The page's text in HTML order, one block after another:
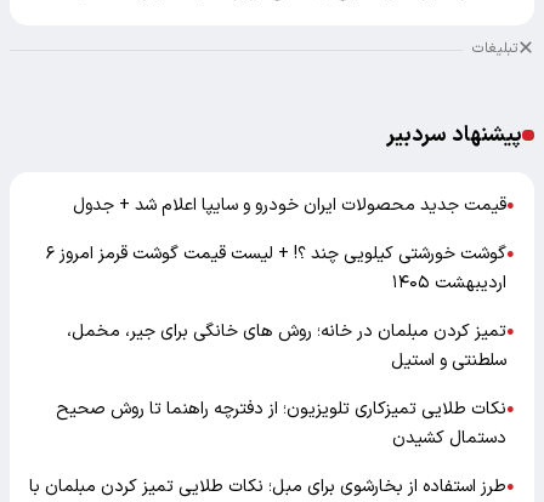
تبلیغات
پیشنهاد سردبیر
●قیمت جدید محصولات ایران خودرو و سایپا اعلام شد + جدول
●
گوشت خورشتی کیلویی چند ؟! + لیست قیمت گوشت قرمز امروز ۶
اردیبهشت ۱۴۰۵
●تمیز کردن مبلمان در خانه؛ روش های خانگی برای جیر، مخمل،
سلطنتی و استیل
●نکات طلایی تمیزکاری تلویزیون؛ از دفترچه راهنما تا روش صحیح
دستمال کشیدن
●طرز استفاده از بخارشوی برای مبل؛ نکات طلایی تمیز کردن مبلمان با